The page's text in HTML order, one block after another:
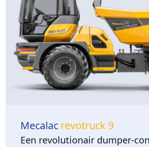
Mecalac revotruck 9
Een revolutionair dumper-